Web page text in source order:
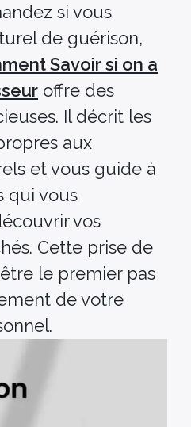
si vous
de guérison,
Savoir si on a
offre des
Il décrit les
aux
et vous guide à
qui vous
vos
Cette prise de
le premier pas
de votre